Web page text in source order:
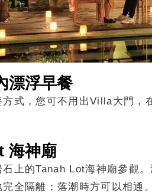
漂浮早餐
方式，您可不用出Villa大門，
海神廟
上的Tanah Lot海神廟參觀
全隔離；落潮時方可以相通